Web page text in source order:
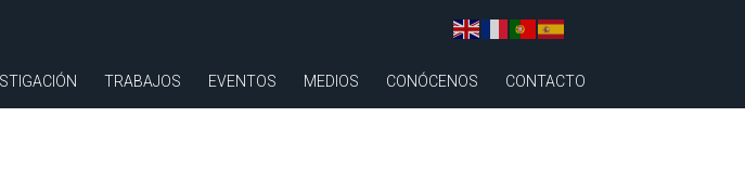
TRABAJOS EVENTOS MEDIOS CONÓCENOS CONTACTO